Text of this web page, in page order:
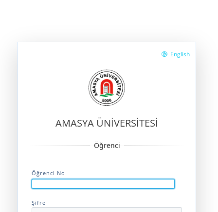
English
AMASYA ÜNİVERSİTESİ
Öğrenci No
Şifre